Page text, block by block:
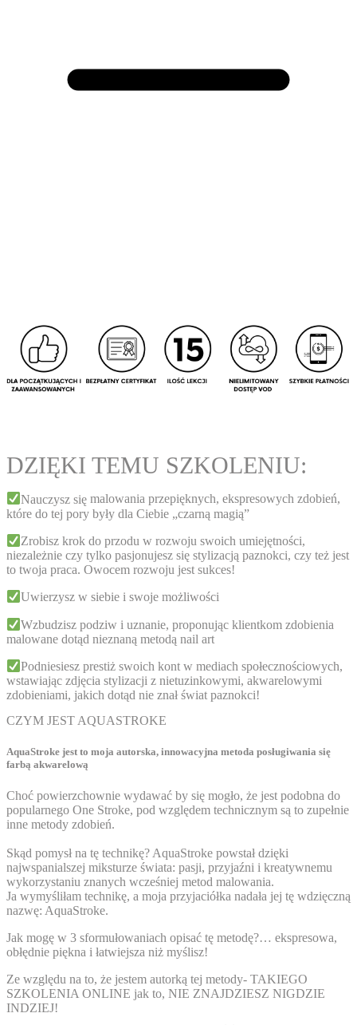
DZIĘKI TEMU SZKOLENIU:
Nauczysz się malowania przepięknych, ekspresowych zdobień,
które do tej pory były dla Ciebie „czarną magią”
Zrobisz krok do przodu w rozwoju swoich umiejętności,
niezależnie czy tylko pasjonujesz się stylizacją paznokci, czy też jest
to twoja praca. Owocem rozwoju jest sukces!
Uwierzysz w siebie i swoje możliwości
Wzbudzisz podziw i uznanie, proponując klientkom zdobienia
malowane dotąd nieznaną metodą nail art
Podniesiesz prestiż swoich kont w mediach społecznościowych,
wstawiając zdjęcia stylizacji z nietuzinkowymi, akwarelowymi
zdobieniami, jakich dotąd nie znał świat paznokci!
CZYM JEST AQUASTROKE
AquaStroke jest to moja autorska, innowacyjna metoda posługiwania się
farbą akwarelową
Choć powierzchownie wydawać by się mogło, że jest podobna do
popularnego One Stroke, pod względem technicznym są to zupełnie
inne metody zdobień.
Skąd pomysł na tę technikę? AquaStroke powstał dzięki
najwspanialszej miksturze świata: pasji, przyjaźni i kreatywnemu
wykorzystaniu znanych wcześniej metod malowania.
Ja wymyśliłam technikę, a moja przyjaciółka nadała jej tę wdzięczną
nazwę: AquaStroke.
Jak mogę w 3 sformułowaniach opisać tę metodę?… ekspresowa,
obłędnie piękna i łatwiejsza niż myślisz!
Ze względu na to, że jestem autorką tej metody- TAKIEGO
SZKOLENIA ONLINE jak to, NIE ZNAJDZIESZ NIGDZIE
INDZIEJ!